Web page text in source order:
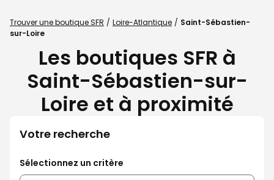
Trouver une boutique SFR Loire-Atlantique
Saint-Sébastien-
sur-Loire
Les boutiques SFR à
Saint-Sébastien-sur-
Loire et à proximité
Votre recherche
Sélectionnez un critère